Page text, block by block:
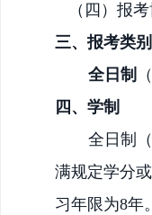
（四） 报
三、报考类
全日制
四、学制
全日制
满规定学分
习年限为8年。